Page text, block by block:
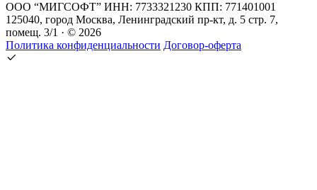
ООО “МИГСОФТ” ИНН: 7733321230 КПП: 771401001
125040, город Москва, Ленинградский пр-кт, д. 5 стр. 7,
помещ. 3/1 · © 2026
Политика конфиденциальности Договор-оферта